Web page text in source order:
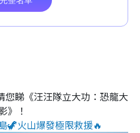
您睇《汪汪隊立大功：恐龍大
》！
🦖火山爆發極限救援🔥